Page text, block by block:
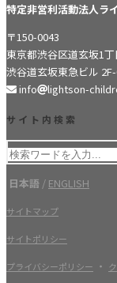
特定非営利活動法人ラ
〒150-0043
東京都渋谷区道玄坂1
渋谷道玄坂東急ビル
info
lightson-
サイト内検索
日本語 / ENGLISH
サイトマップ
サイトポリシー
プライバシーポリシー ・